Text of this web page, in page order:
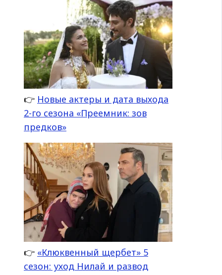
👉 Новые актеры и дата выхода
2-го сезона «Преемник: зов
предков»
👉 «Клюквенный щербет» 5
сезон: уход Нилай и развод